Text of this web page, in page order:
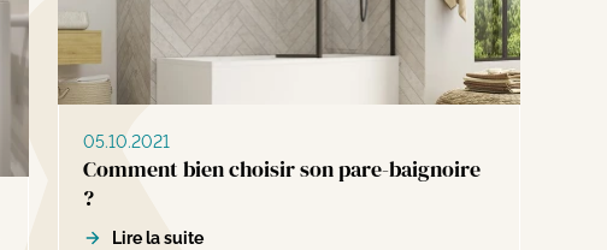
05.10.2021
Comment bien choisir son pare-baignoire
?
Lire la suite